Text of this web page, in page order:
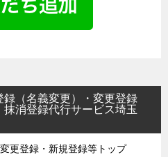
（名義変更）・変更登録
抹消登録代行サービス埼玉
更登録・新規登録等トップ